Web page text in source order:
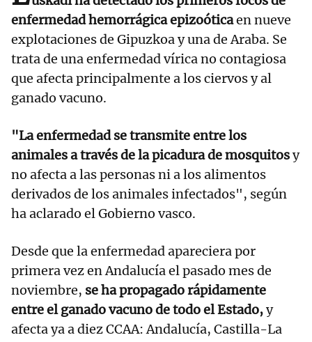
enfermedad hemorrágica epizoóticaen nueve
explotaciones de Gipuzkoa y una de Araba. Se
trata de una enfermedad vírica no contagiosa
que afecta principalmente a los ciervos y al
ganado vacuno.
"La enfermedad se transmite entre los
animales a través de la picadura de mosquitosy
no afecta a las personas ni a los alimentos
derivados de los animales infectados", según
ha aclarado el Gobierno vasco.
Desde que la enfermedad apareciera por
primera vez en Andalucía el pasado mes de
noviembre, se ha propagado rápidamente
entre el ganado vacuno de todo el Estado,y
afecta ya a diez CCAA: Andalucía, Castilla-La